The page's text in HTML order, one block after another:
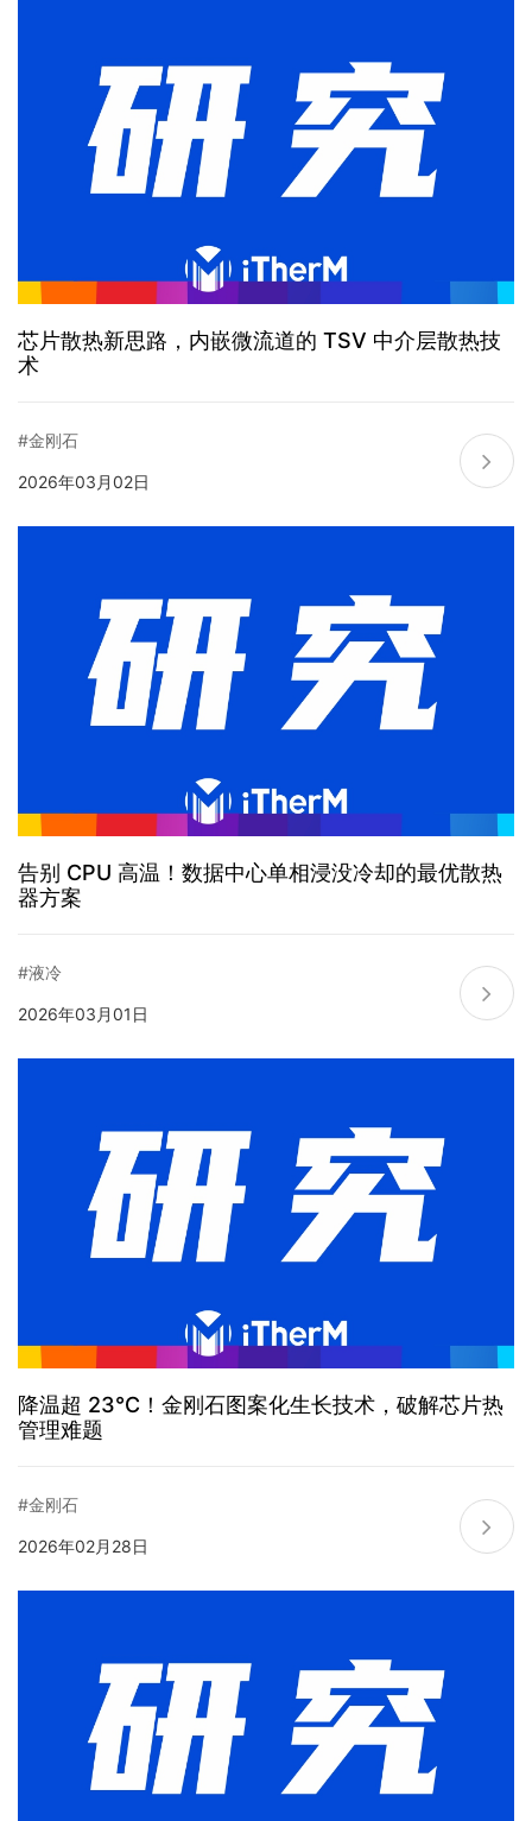
芯片散热新思路，内嵌微流道的 TSV 中介层散热技
术
#金刚石
2026年03月02日
告别 CPU 高温！数据中心单相浸没冷却的最优散热
器方案
#液冷
2026年03月01日
降温超 23℃！金刚石图案化生长技术，破解芯片热
管理难题
#金刚石
2026年02月28日